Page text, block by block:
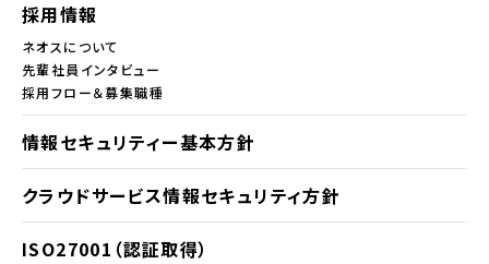
採用情報
ネオスについて
先輩社員インタビュー
採用フロー＆募集職種
情報セキュリティー基本方針
クラウドサービス情報セキュリティ方針
ISO27001（認証取得）